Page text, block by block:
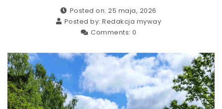
Posted on: 25 maja, 2026
Posted by: Redakcja myway
Comments: 0